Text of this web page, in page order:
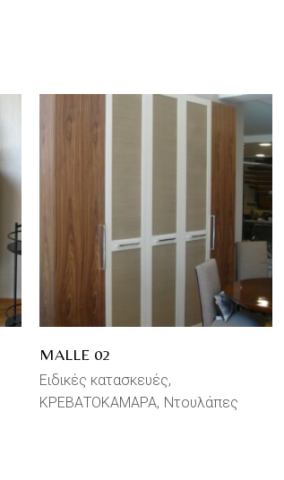
MALLE 02
Ειδικές κατασκευές
ΚΡΕΒΑΤΟΚΑΜΑΡΑ Ντουλάπες